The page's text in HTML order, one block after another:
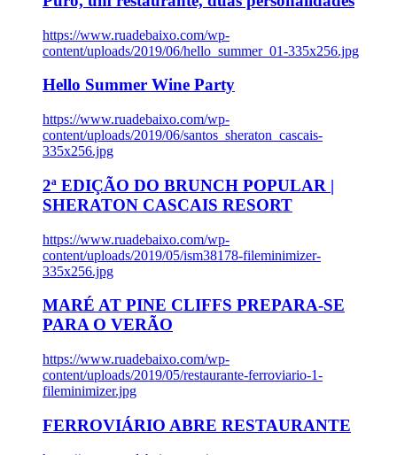
https://www.ruadebaixo.com/wp-
content/uploads/2019/06/hello_summer_01-335x256.jpg
Hello Summer Wine Party
https://www.ruadebaixo.com/wp-
content/uploads/2019/06/santos_sheraton_cascais-
335x256.jpg
2ª EDIÇÃO DO BRUNCH POPULAR |
SHERATON CASCAIS RESORT
https://www.ruadebaixo.com/wp-
content/uploads/2019/05/ism38178-fileminimizer-
335x256.jpg
MARÉ AT PINE CLIFFS PREPARA-SE
PARA O VERÃO
https://www.ruadebaixo.com/wp-
content/uploads/2019/05/restaurante-ferroviario-1-
fileminimizer.jpg
FERROVIÁRIO ABRE RESTAURANTE